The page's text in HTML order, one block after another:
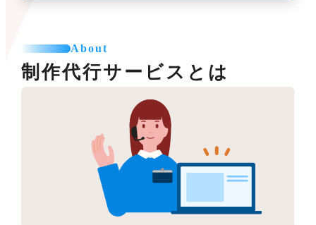
About
制作代行サービスとは